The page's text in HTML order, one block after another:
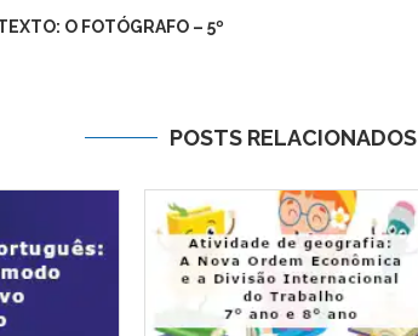
O FOTÓGRAFO – 5º
POSTS RELACIONADOS